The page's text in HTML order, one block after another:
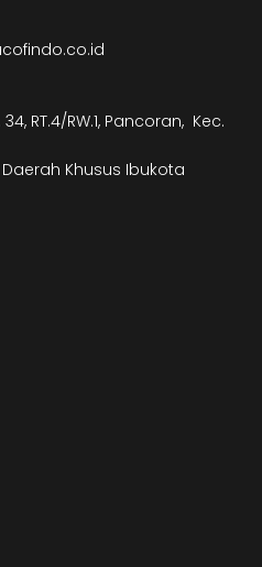
RT.4/RW.1, Pancoran, Kec.
Khusus Ibukota